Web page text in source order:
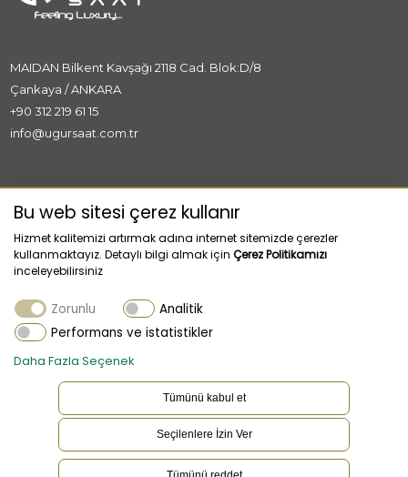
MAIDAN Bilkent Kavşağı 2118 Cad. Blok:D/8
Çankaya / ANKARA
+90 312 219 61 15
info@ugursaat.com.tr
MARKALAR
KURUMSAL
MÜŞTERİ HİZMETLERİ
Dil TR
Bu web sitesi çerez kullanır
Hizmet kalitemizi artırmak adına internet sitemizde çerezler
kullanmaktayız. Detaylı bilgi almak için Çerez Politikamızı
inceleyebilirsiniz
Zorunlu
Analitik
Performans ve istatistikler
Daha Fazla Seçenek
Seçilenlere İzin Ver
Tümünü kabul et